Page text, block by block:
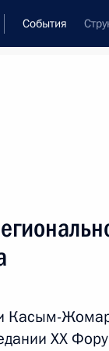
События
четверг
Касым-
ХX